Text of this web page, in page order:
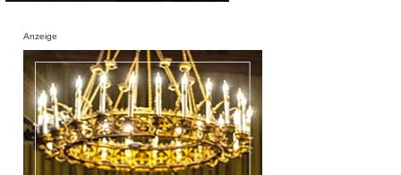
Anzeige